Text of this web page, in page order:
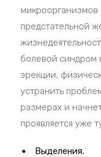
предстательной
болевой синдром
эрекции,
устранить
размерах и
проявляется уже
Выделения.